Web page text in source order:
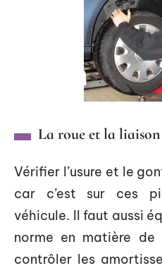
La roue et la
Vérifier l’usure et le
car c’est sur ces
véhicule. Il faut aussi
norme en matière de
contrôler les